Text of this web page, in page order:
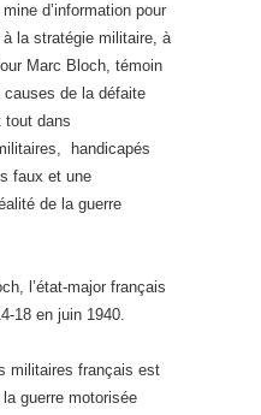
d’information pour
la stratégie militaire, à
Marc Bloch, témoin
de la défaite
tout dans
handicapés
faux et une
de la guerre
l’état-major français
18 en juin 1940.
militaires français est
guerre motorisée